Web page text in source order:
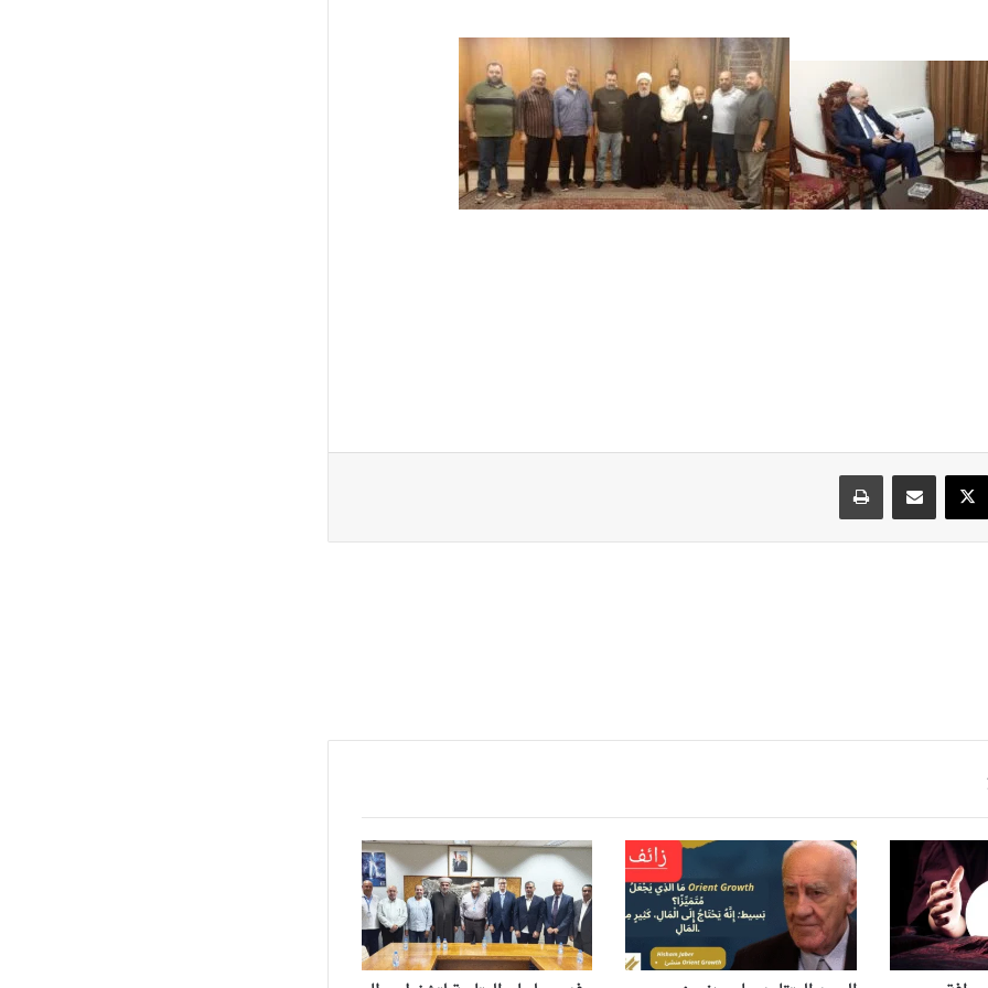
‫X مشاركة عبر البريد طباعة